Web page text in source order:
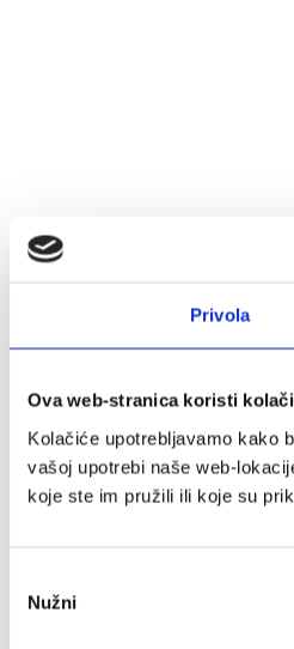
Privola
Ova web-stranica koristi
Kolačiće upotrebljavamo kako
vašoj upotrebi naše web-
koje ste im pružili ili koje su
pristanka
Nužni